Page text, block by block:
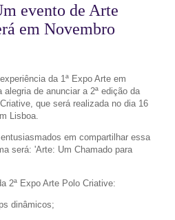
evento de Arte
em Novembro
da 1ª Expo Arte em
alegria de anunciar a 2ª edição da
que será realizada no dia 16
Lisboa.
em compartilhar essa
será: 'Arte: Um Chamado para
2ª Expo Arte Polo Criative:
dinâmicos;